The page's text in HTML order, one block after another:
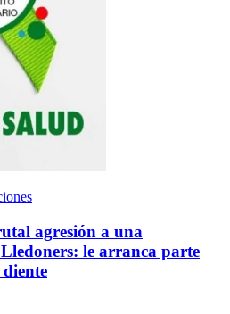
agresión a una
le arranca parte